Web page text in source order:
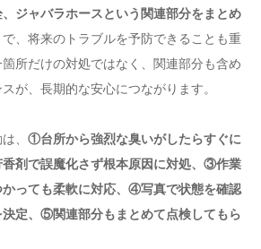
ジャバラホースという関連部分をまとめ
、将来のトラブルを予防できることも重
所だけの対処ではなく、関連部分も含め
が、長期的な安心につながります。
、 ①台所から強烈な臭いがしたらすぐに
剤で誤魔化さず根本原因に対処、③作業
っても柔軟に対応、④写真で状態を確認
決定、⑤関連部分もまとめて点検してもら